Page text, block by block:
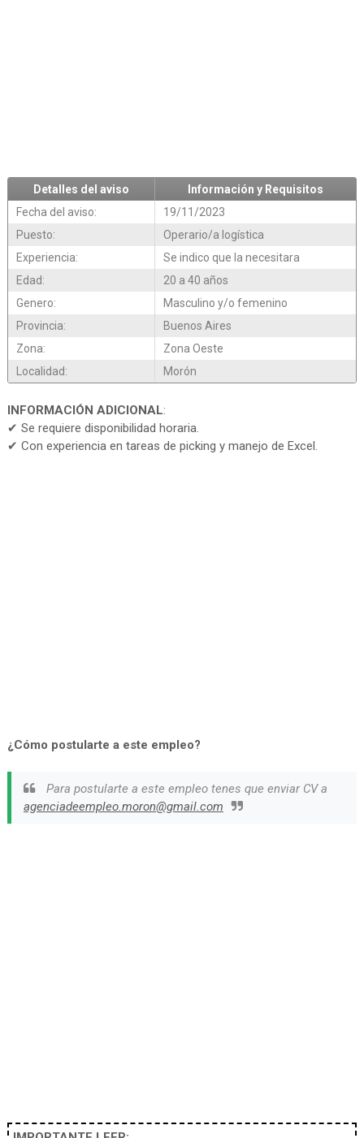
Detalles del aviso
Información y Requisitos
Fecha del aviso:
19/11/2023
Puesto:
Operario/a logística
Experiencia:
Se indico que la necesitara
Edad:
20 a 40 años
Genero:
Masculino y/o femenino
Provincia:
Buenos Aires
Zona:
Zona Oeste
Localidad:
Morón
INFORMACIÓN ADICIONAL:
✔ Se requiere disponibilidad horaria.
✔ Con experiencia en tareas de picking y manejo de Excel.
¿Cómo postularte a este empleo?
Para postularte a este empleo tenes que enviar CV a
agenciadeempleo.moron@gmail.com